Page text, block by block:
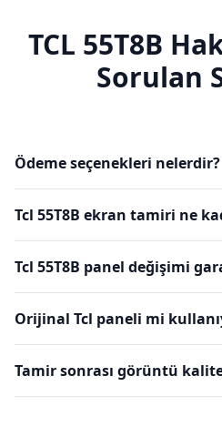
TCL 55T8B
Sorulan
Ödeme seçenekleri nelerdir?
Tcl 55T8B ekran tamiri ne
Tcl 55T8B panel değişimi
Orijinal Tcl paneli mi
Tamir sonrası görüntü